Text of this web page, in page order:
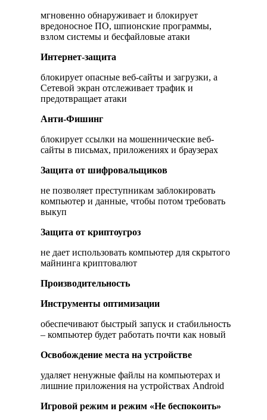
мгновенно обнаруживает и блокирует
вредоносное ПО, шпионские программы,
взлом системы и бесфайловые атаки
Интернет-защита
блокирует опасные веб-сайты и загрузки, а
Сетевой экран отслеживает трафик и
предотвращает атаки
Анти-Фишинг
блокирует ссылки на мошеннические веб-
сайты в письмах, приложениях и браузерах
Защита от шифровальщиков
не позволяет преступникам заблокировать
компьютер и данные, чтобы потом требовать
выкуп
Защита от криптоугроз
не дает использовать компьютер для скрытого
майнинга криптовалют
Производительность
Инструменты оптимизации
обеспечивают быстрый запуск и стабильность
– компьютер будет работать почти как новый
Освобождение места на устройстве
удаляет ненужные файлы на компьютерах и
лишние приложения на устройствах Android
Игровой режим и режим «Не беспокоить»